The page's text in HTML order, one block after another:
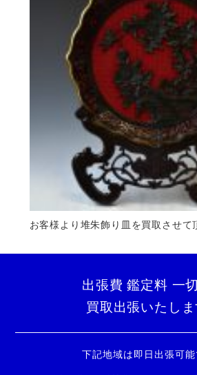
お客様より堆朱飾り皿を買取させて
出張費 鑑定料 一
買取出張いたしま
下記地域は即日出張可能